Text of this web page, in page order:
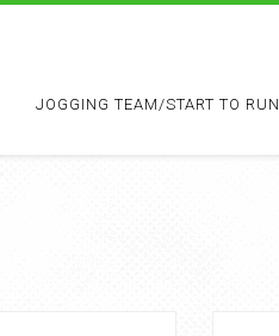
JOGGING TEAM/START TO RUN